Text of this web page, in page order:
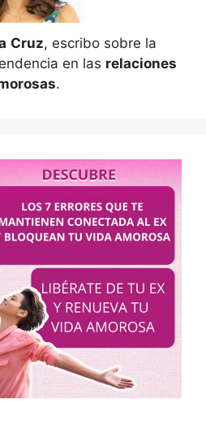
Cruz, escribo sobre la
en las relaciones
.